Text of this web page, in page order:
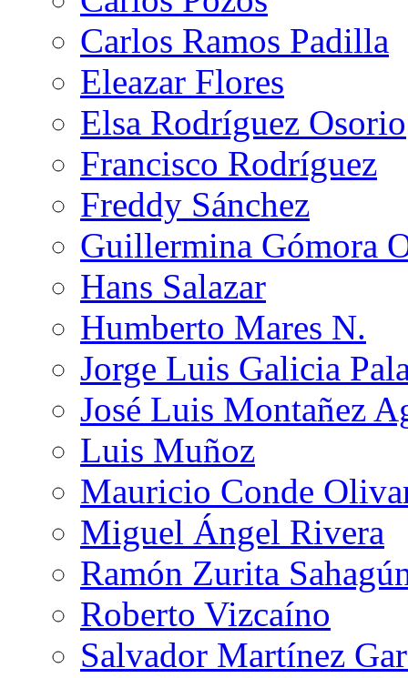
Carlos Ramos Padilla
Eleazar Flores
Elsa Rodríguez Osorio
Francisco Rodríguez
Freddy Sánchez
Guillermina Gómora
Hans Salazar
Humberto Mares N.
Jorge Luis Galicia
José Luis Montañez
Luis Muñoz
Mauricio Conde
Miguel Ángel Rivera
Ramón Zurita
Roberto Vizcaíno
Salvador Martínez